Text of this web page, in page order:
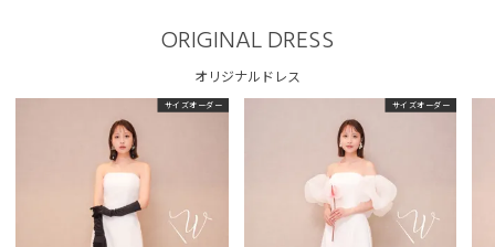
ORIGINAL DRESS
オリジナルドレス
サイズオーダー サイズオーダー